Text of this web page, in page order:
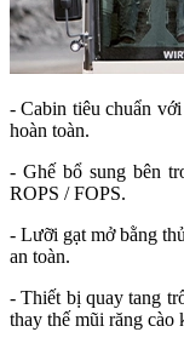
- Cabin tiêu chuẩn
hoàn toàn.
- Ghế bổ sung bên
ROPS / FOPS.
- Lưỡi gạt mở bằng
an toàn.
- Thiết bị quay tang
thay thế mũi răng cào